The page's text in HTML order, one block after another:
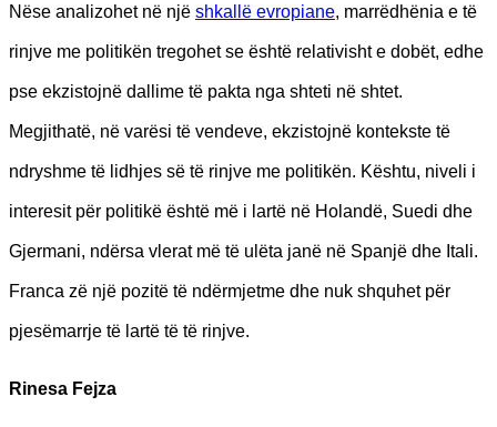
Nëse analizohet në një shkallë evropiane, marrëdhënia e të
rinjve me politikën tregohet se është relativisht e dobët, edhe
pse ekzistojnë dallime të pakta nga shteti në shtet.
Megjithatë, në varësi të vendeve, ekzistojnë kontekste të
ndryshme të lidhjes së të rinjve me politikën. Kështu, niveli i
interesit për politikë është më i lartë në Holandë, Suedi dhe
Gjermani, ndërsa vlerat më të ulëta janë në Spanjë dhe Itali.
Franca zë një pozitë të ndërmjetme dhe nuk shquhet për
pjesëmarrje të lartë të të rinjve.
Rinesa Fejza